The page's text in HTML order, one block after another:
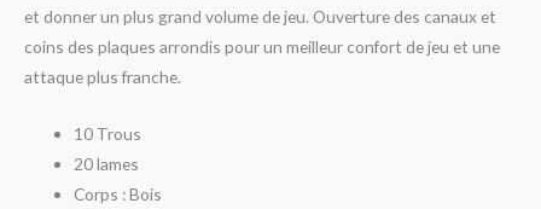
et donner un plus grand volume de jeu. Ouverture des canaux et
coins des plaques arrondis pour un meilleur confort de jeu et une
attaque plus franche.
10 Trous
20 lames
Corps : Bois